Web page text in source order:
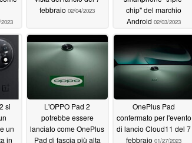
febbraio 02/04/2023
chip" del marchio
Android 02/03/2023
si
un
in
L'OPPO Pad 2
potrebbe essere
lanciato come OnePlus
Pad di fascia più alta
OnePlus Pad
confermato per l'evento
di lancio Cloud11 del 7
febbraio 01/27/2023